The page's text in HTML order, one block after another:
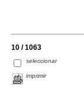
10 / 1063
seleccionar
imprimir